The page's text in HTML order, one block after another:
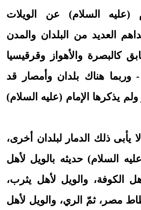
(عليه السلام) عن الويلات
العديد من البلدان والمدن
كالبصرة والأهواز وقرقيسيا
- وربما هناك بلدان وأمصار قد
ولم يذكرها الإمام (عليه السلام)
يأبى ذلك الدمار لبلدان أخرى،
السلام) حديثه بالويل لأهل
الكوفة، والويل لأهل يثرب،
مصر، ثمّ الري، والويل لأهل